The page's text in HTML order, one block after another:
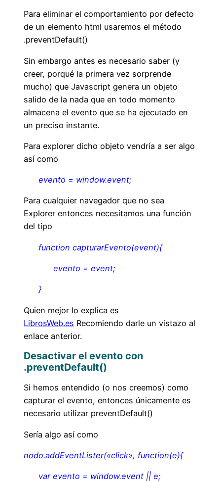
Para eliminar el comportamiento por defecto
de un elemento html usaremos el método
.preventDefault()
Sin embargo antes es necesario saber (y
creer, porqué la primera vez sorprende
mucho) que Javascript genera un objeto
salido de la nada que en todo momento
almacena el evento que se ha ejecutado en
un preciso instante.
Para explorer dicho objeto vendría a ser algo
así como
evento = window.event;
Para cualquier navegador que no sea
Explorer entonces necesitamos una función
del tipo
function capturarEvento(event){
evento = event;
}
Quien mejor lo explica es
LibrosWeb.es Recomiendo darle un vistazo al
enlace anterior.
Desactivar el evento con
.preventDefault()
Si hemos entendido (o nos creemos) como
capturar el evento, entonces únicamente es
necesario utilizar preventDefault()
Sería algo así como
nodo.addEventLister(«click», function(e){
var evento = window.event || e;